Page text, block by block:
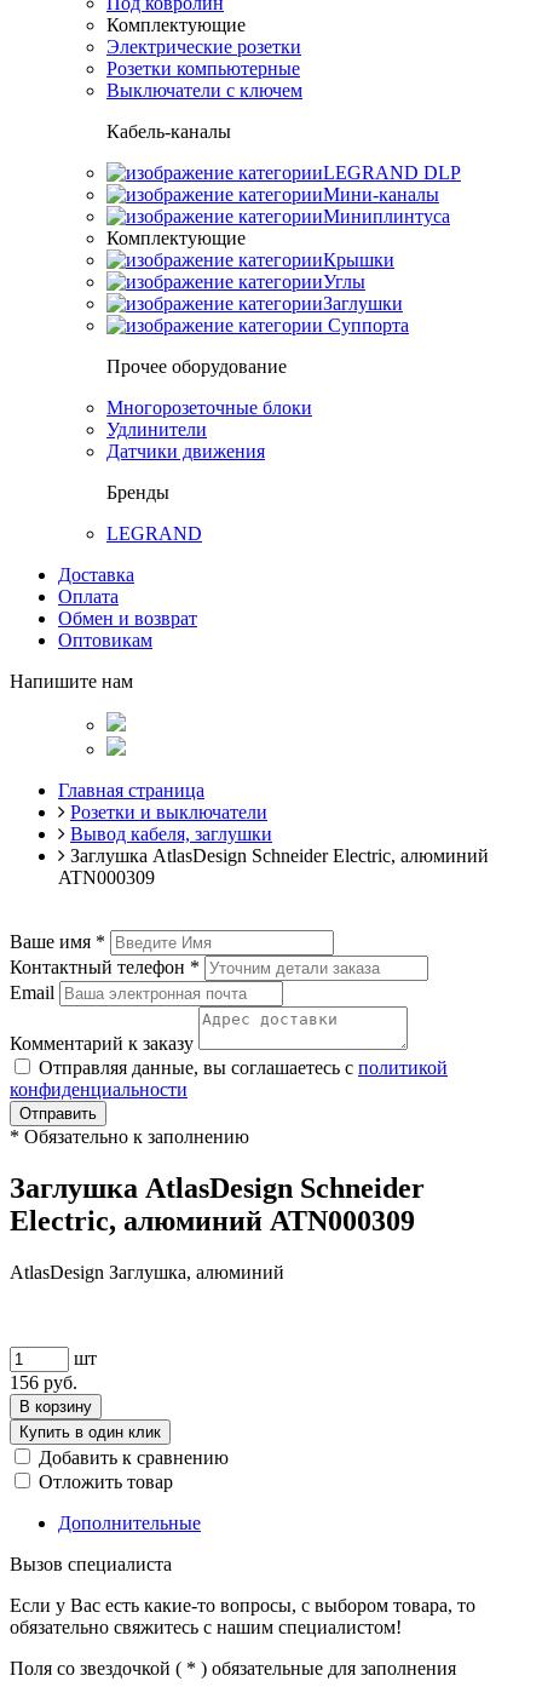
Комплектующие
Электрические розетки
Розетки компьютерные
Выключатели с ключем
Кабель-каналы
LEGRAND DLP
Мини-каналы
Миниплинтуса
Комплектующие
Крышки
Углы
Заглушки
Суппорта
Прочее оборудование
Многорозеточные блоки
Удлинители
Датчики движения
Бренды
LEGRAND
Доставка
Оплата
Обмен и возврат
Оптовикам
Напишите нам
Главная страница
Розетки и выключатели
Вывод кабеля, заглушки
Заглушка AtlasDesign Schneider Electric, алюминий
ATN000309
Ваше имя *
Контактный телефон *
Email
Комментарий к заказу
Отправляя данные, вы соглашаетесь с политикой
конфиденциальности
Отправить
* Обязательно к заполнению
Заглушка AtlasDesign Schneider
Electric, алюминий ATN000309
AtlasDesign Заглушка, алюминий
шт
156 руб.
В корзину
Купить в один клик
Добавить к сравнению
Отложить товар
Дополнительные
Вызов специалиста
Если у Вас есть какие-то вопросы, с выбором товара, то
обязательно свяжитесь с нашим специалистом!
Поля со звездочкой ( * ) обязательные для заполнения